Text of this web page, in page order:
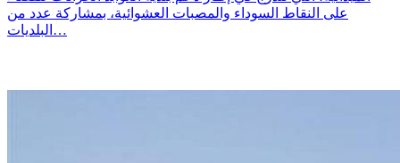
على النقاط السوداء والمصبات العشوائية، بمشاركة عدد من
البلديات…